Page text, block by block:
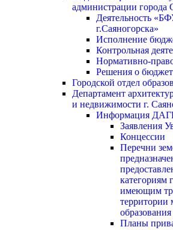
администрации города
Деятельность
г.Саяногорска»
Исполнение
Контрольная
Нормативно-
Решения о
Городской отдел
Департамент
и недвижимости г.
Информация
Заявления
Концессии
Перечни
категориям
имеющим
территории
Планы